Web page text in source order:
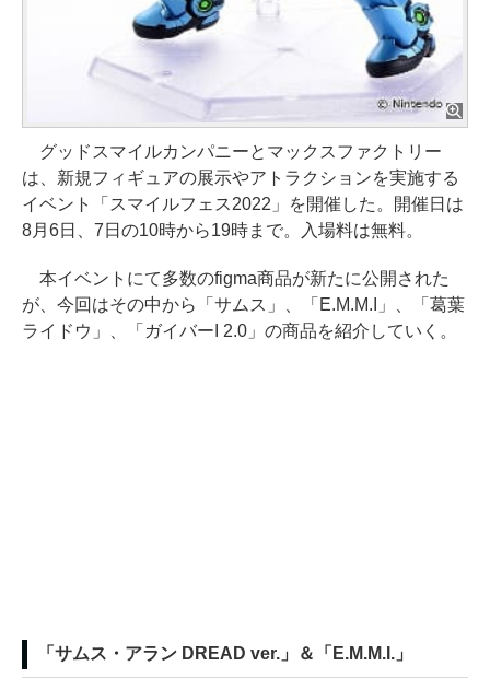
グッドスマイルカンパニーとマックスファクトリー
は、新規フィギュアの展示やアトラクションを実施する
イベント「スマイルフェス2022」を開催した。開催日は
8月6日、7日の10時から19時まで。入場料は無料。
本イベントにて多数のfigma商品が新たに公開された
が、今回はその中から「サムス」、「E.M.M.I」、「葛葉
ライドウ」、「ガイバーI 2.0」の商品を紹介していく。
「サムス・アラン DREAD ver.」＆「E.M.M.I.」